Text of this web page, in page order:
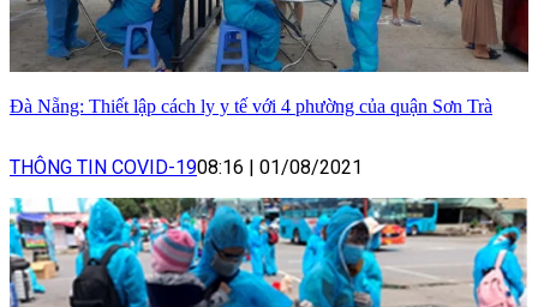
Đà Nẵng: Thiết lập cách ly y tế với 4 phường của quận Sơn Trà
THÔNG TIN COVID-1908:16 | 01/08/2021